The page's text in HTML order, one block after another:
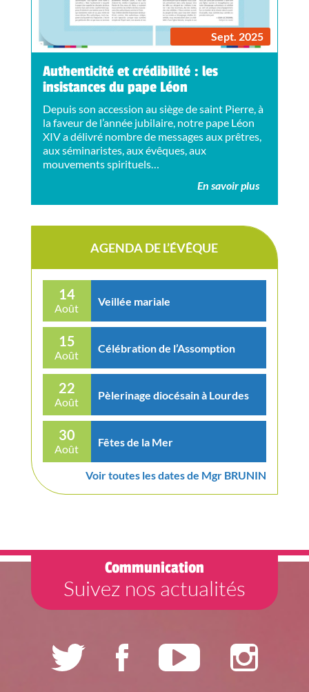
Sept. 2025
Authenticité et crédibilité : les
insistances du pape Léon
Depuis son accession au siège de saint Pierre, à
la faveur de l’année jubilaire, notre pape Léon
XIV a délivré nombre de messages aux prêtres,
aux séminaristes, aux évêques, aux
mouvements spirituels…
En savoir plus
AGENDA DE L’ÉVÊQUE
14
Août
Veillée mariale
15
Août
Célébration de l’Assomption
22
Août
Pèlerinage diocésain à Lourdes
30
Août
Fêtes de la Mer
Voir toutes les dates de Mgr BRUNIN
Communication
Suivez nos actualités